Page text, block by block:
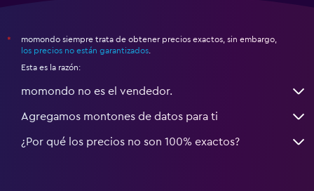
*
momondo siempre trata de obtener precios exactos, sin embargo,
los precios no están garantizados
Esta es la razón:
momondo no es el vendedor.
Agregamos montones de datos para ti
¿Por qué los precios no son 100% exactos?